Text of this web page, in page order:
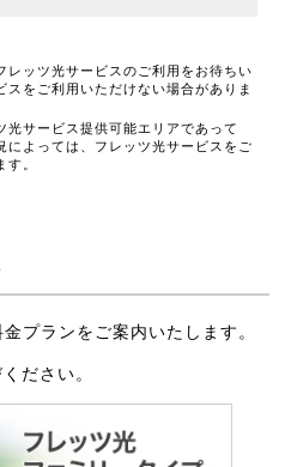
ッツ光サービスのご利用をお待ちい
スをご利用いただけない場合がありま
サービス提供可能エリアであって
によっては、フレッツ光サービスをご
。
プランをご案内いたします。
ださい。